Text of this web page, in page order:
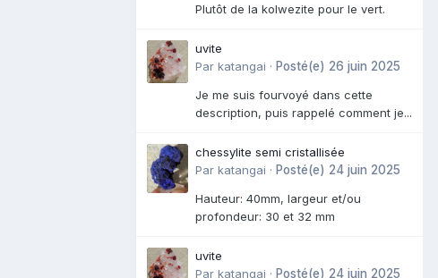
Plutôt de la kolwezite pour le vert.
uvite
Par katangai · Posté(e) 26 juin 2025
Je me suis fourvoyé dans cette
description, puis rappelé comment je...
chessylite semi cristallisée
Par katangai · Posté(e) 24 juin 2025
Hauteur: 40mm, largeur et/ou
profondeur: 30 et 32 mm
uvite
Par katangai · Posté(e) 24 juin 2025